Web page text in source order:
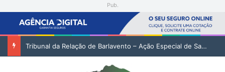
Pub.
Tribunal da Relação de Barlavento – Ação Especial de Sandra Helena Monteiro Lima (2. pub)